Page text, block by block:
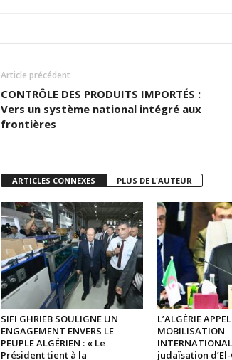
Article précédent
CONTRÔLE DES PRODUITS IMPORTÉS :
Vers un système national intégré aux
frontières
ARTICLES CONNEXES PLUS DE L'AUTEUR
SIFI GHRIEB SOULIGNE UN
ENGAGEMENT ENVERS LE
PEUPLE ALGÉRIEN : « Le
Président tient à la
L’ALGÉRIE
MOBILISATION
judaïsation